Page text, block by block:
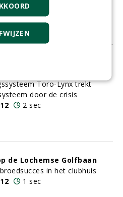
beregenings-beheer zonder
Toro-Lynx trekt
door de crisis
2 sec
de Lochemse Golfbaan
in het clubhuis
1 sec